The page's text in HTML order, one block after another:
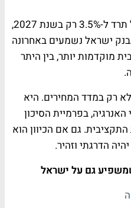
לפי התחזית, ריבית בנק ישראל תרד ל-3.5% רק בשנת 2027,
זאת, בבנק ישראל נשמעים באחרונה
מוקדמות יותר, בין היתר
רק במדד המחירים. היא
בפרמיית הסיכון
גם אם הכיוון הוא
הדרגתי וזהיר.
שמשפיע גם על ישראל